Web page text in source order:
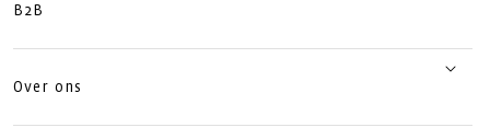
B2B
Over ons